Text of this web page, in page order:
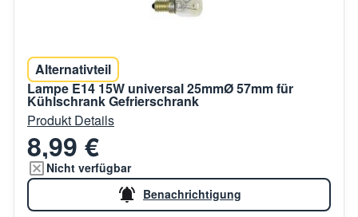
Alternativteil
Lampe E14 15W universal 25mmØ 57mm für
Kühlschrank Gefrierschrank
Produkt Details
8,99 €
Nicht verfügbar
Benachrichtigung